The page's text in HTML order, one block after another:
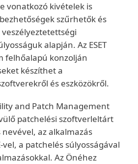
vonatkozó kivételek is
szűrhetők és
alapján. Az ESET
felhőalapú konzolján
készíthet a
és eszközökről.
and Patch Management
patchelési szoftverleltárt
az alkalmazás
vel, a patchelés súlyosságával
Az Önéhez